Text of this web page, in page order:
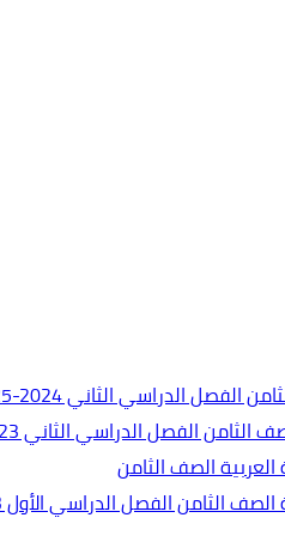
الدراسي الثاني 2024-2025
الفصل الدراسي الثاني 2023-2024
الصف الثامن
الفصل الدراسي الأول 2023-2024